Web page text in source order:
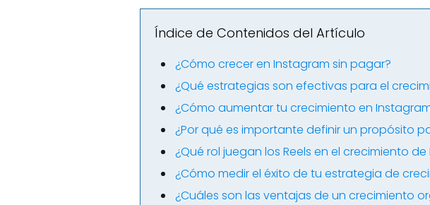
Índice de Contenidos del Artículo
¿Cómo crecer en Instagram sin pagar?
¿Qué estrategias son efectivas para el
¿Cómo aumentar tu crecimiento en
¿Por qué es importante definir un propósito
¿Qué rol juegan los Reels en el crecimiento
¿Cómo medir el éxito de tu estrategia de
¿Cuáles son las ventajas de un crecimiento